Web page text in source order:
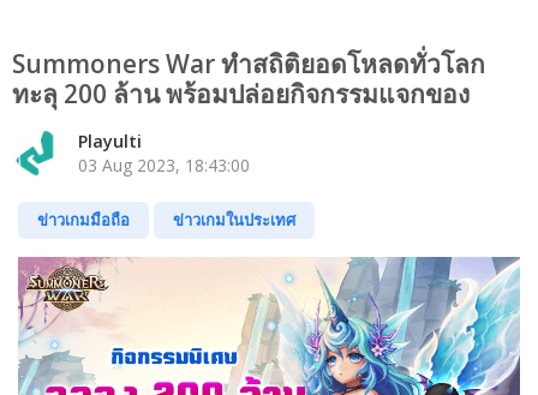
Summoners War ทำสถิติยอดโหลดทั่วโลก
ทะลุ 200 ล้าน พร้อมปล่อยกิจกรรมแจกของ
Playulti
03 Aug 2023, 18:43:00
ข่าวเกมมือถือ ข่าวเกมในประเทศ